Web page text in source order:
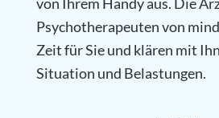
Psychotherapeuten von
Zeit für Sie und klären mit
Situation und Belastungen.